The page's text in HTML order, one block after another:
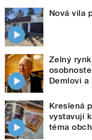
Nová vila
Zelný
Demlovi a
Kreslená
vystavují
téma